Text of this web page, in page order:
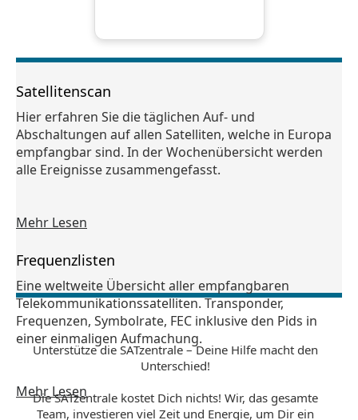
Satellitenscan
Hier erfahren Sie die täglichen Auf- und
Abschaltungen auf allen Satelliten, welche in Europa
empfangbar sind. In der Wochenübersicht werden
alle Ereignisse zusammengefasst.
Mehr Lesen
Frequenzlisten
Eine weltweite Übersicht aller empfangbaren
Telekommunikationssatelliten. Transponder,
Frequenzen, Symbolrate, FEC inklusive den Pids in
einer einmaligen Aufmachung.
Mehr Lesen
Unterstütze die SATzentrale – Deine Hilfe macht den
Unterschied!
Die SATzentrale kostet Dich nichts! Wir, das gesamte
Team, investieren viel Zeit und Energie, um Dir ein